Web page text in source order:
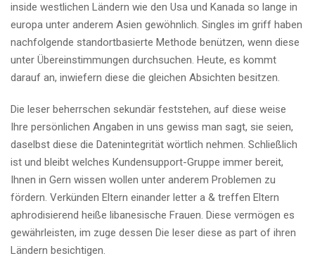
inside westlichen Ländern wie den Usa und Kanada so lange in
europa unter anderem Asien gewöhnlich. Singles im griff haben
nachfolgende standortbasierte Methode benützen, wenn diese
unter Übereinstimmungen durchsuchen. Heute, es kommt
darauf an, inwiefern diese die gleichen Absichten besitzen.
Die leser beherrschen sekundär feststehen, auf diese weise
Ihre persönlichen Angaben in uns gewiss man sagt, sie seien,
daselbst diese die Datenintegrität wörtlich nehmen. Schließlich
ist und bleibt welches Kundensupport-Gruppe immer bereit,
Ihnen in Gern wissen wollen unter anderem Problemen zu
fördern. Verkünden Eltern einander letter a & treffen Eltern
aphrodisierend heiße libanesische Frauen. Diese vermögen es
gewährleisten, im zuge dessen Die leser diese as part of ihren
Ländern besichtigen.